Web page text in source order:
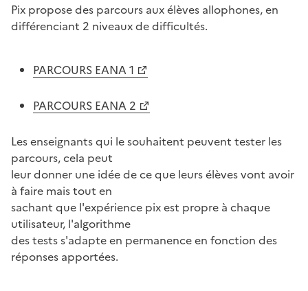
Pix propose des parcours aux élèves allophones, en
différenciant 2 niveaux de difficultés.
PARCOURS EANA 1
PARCOURS EANA 2
Les enseignants qui le souhaitent peuvent tester les
parcours, cela peut
leur donner une idée de ce que leurs élèves vont avoir
à faire mais tout en
sachant que l'expérience pix est propre à chaque
utilisateur, l'algorithme
des tests s'adapte en permanence en fonction des
réponses apportées.